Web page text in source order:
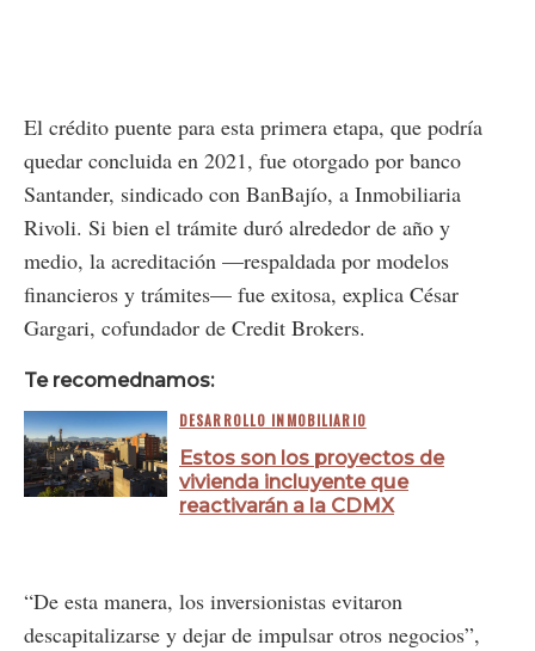
El crédito puente para esta primera etapa, que podría
quedar concluida en 2021, fue otorgado por banco
Santander, sindicado con BanBajío, a Inmobiliaria
Rivoli. Si bien el trámite duró alrededor de año y
medio, la acreditación —respaldada por modelos
financieros y trámites— fue exitosa, explica César
Gargari, cofundador de Credit Brokers.
Te recomednamos:
DESARROLLO INMOBILIARIO
Estos son los proyectos de
vivienda incluyente que
reactivarán a la CDMX
“De esta manera, los inversionistas evitaron
descapitalizarse y dejar de impulsar otros negocios”,